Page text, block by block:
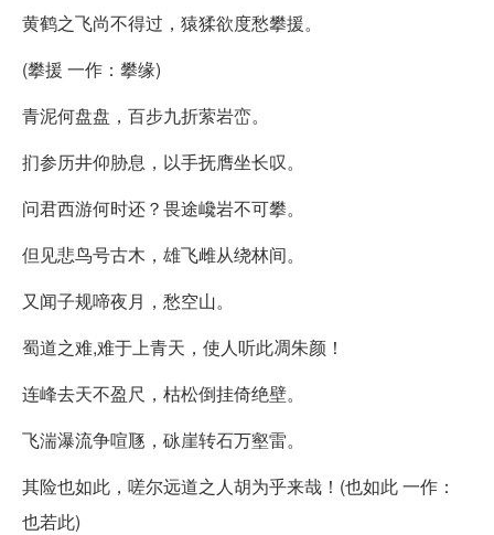
黄鹤之飞尚不得过，猿猱欲度愁攀援。
(攀援 一作：攀缘)
青泥何盘盘，百步九折萦岩峦。
扪参历井仰胁息，以手抚膺坐长叹。
问君西游何时还？畏途巉岩不可攀。
但见悲鸟号古木，雄飞雌从绕林间。
又闻子规啼夜月，愁空山。
蜀道之难,难于上青天，使人听此凋朱颜！
连峰去天不盈尺，枯松倒挂倚绝壁。
飞湍瀑流争喧豗，砯崖转石万壑雷。
其险也如此，嗟尔远道之人胡为乎来哉！(也如此 一作：
也若此)